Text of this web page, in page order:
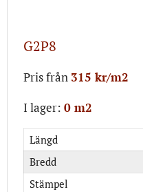
G2P8
Pris från 315 kr/m2
I lager: 0 m2
Längd
Bredd
Stämpel